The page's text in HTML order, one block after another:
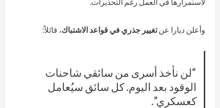
وأعلن ديارا عنتغيير جذري في قواعد الاشتباك، قائلاً:
“لن نأخذ أسرى من سائقي شاحنات
الوقود بعد اليوم. كل سائق سيُعامل
كعسكري”.